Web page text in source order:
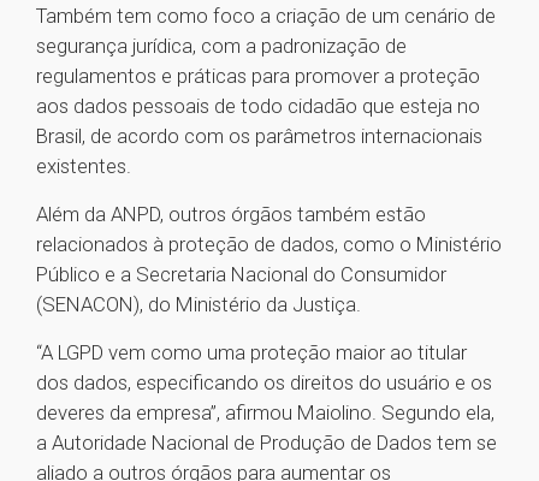
Também tem como foco a criação de um cenário de
segurança jurídica, com a padronização de
regulamentos e práticas para promover a proteção
aos dados pessoais de todo cidadão que esteja no
Brasil, de acordo com os parâmetros internacionais
existentes.
Além da ANPD, outros órgãos também estão
relacionados à proteção de dados, como o Ministério
Público e a Secretaria Nacional do Consumidor
(SENACON), do Ministério da Justiça.
“A LGPD vem como uma proteção maior ao titular
dos dados, especificando os direitos do usuário e os
deveres da empresa”, afirmou Maiolino. Segundo ela,
a Autoridade Nacional de Produção de Dados tem se
aliado a outros órgãos para aumentar os